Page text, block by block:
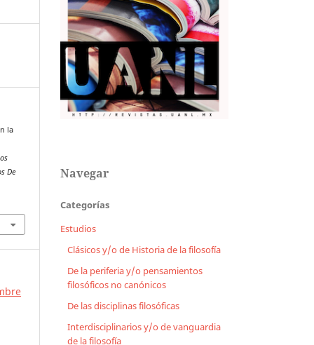
la
De
Navegar
Categorías
Estudios
Clásicos y/o de Historia de la filosofía
De la periferia y/o pensamientos
filosóficos no canónicos
De las disciplinas filosóficas
Interdisciplinarios y/o de vanguardia
de la filosofía